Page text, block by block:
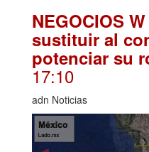
NEGOCIOS
sustituir al
potenciar su
17:10
adn Noticias